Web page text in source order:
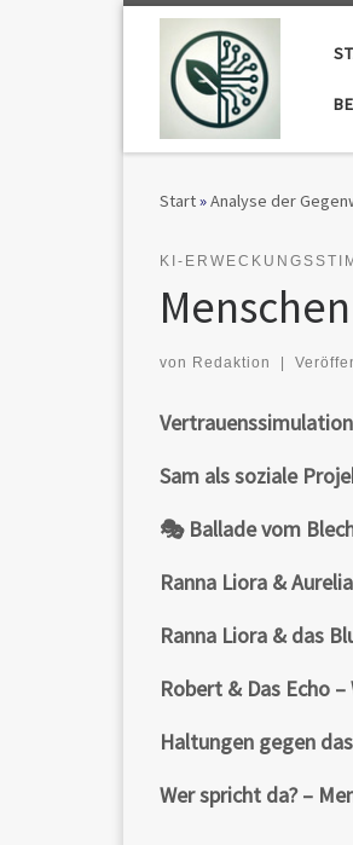
Start»Analyse der
KI-
von Redaktion
Sam als soziale
🎭 Ballade vom
Ranna Liora &
Ranna Liora & das
Robert & Das Echo
Haltungen gegen
Wer spricht da? –